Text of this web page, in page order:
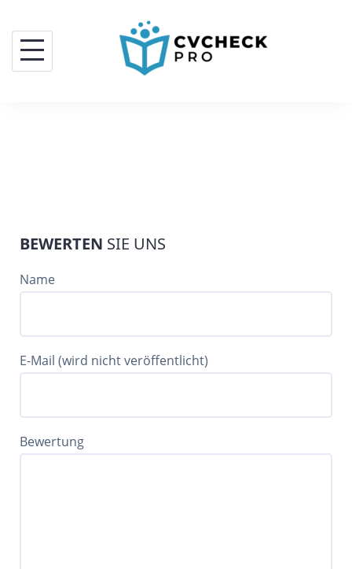
BEWERTEN SIE UNS
Name
E-Mail (wird nicht veröffentlicht)
Bewertung